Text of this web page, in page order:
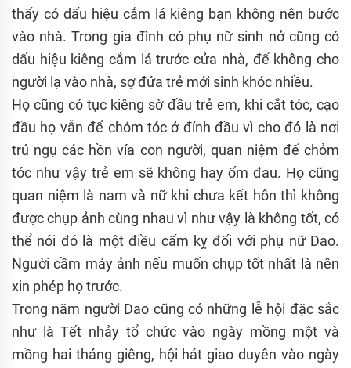
thấy có dấu hiệu cắm lá kiêng bạn không nên bước
vào nhà. Trong gia đình có phụ nữ sinh nở cũng có
dấu hiệu kiêng cắm lá trước cửa nhà, để không cho
người lạ vào nhà, sợ đứa trẻ mới sinh khóc nhiều.
Họ cũng có tục kiêng sờ đầu trẻ em, khi cắt tóc, cạo
đầu họ vẫn để chỏm tóc ở đỉnh đầu vì cho đó là nơi
trú ngụ các hồn vía con người, quan niệm để chỏm
tóc như vậy trẻ em sẽ không hay ốm đau. Họ cũng
quan niệm là nam và nữ khi chưa kết hôn thì không
được chụp ảnh cùng nhau vì như vậy là không tốt, có
thể nói đó là một điều cấm kỵ đối với phụ nữ Dao.
Người cầm máy ảnh nếu muốn chụp tốt nhất là nên
xin phép họ trước.
Trong năm người Dao cũng có những lễ hội đặc sắc
như là Tết nhảy tổ chức vào ngày mồng một và
mồng hai tháng giêng, hội hát giao duyên vào ngày